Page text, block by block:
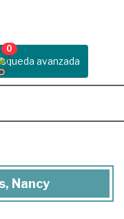
avanzada
0
Nancy